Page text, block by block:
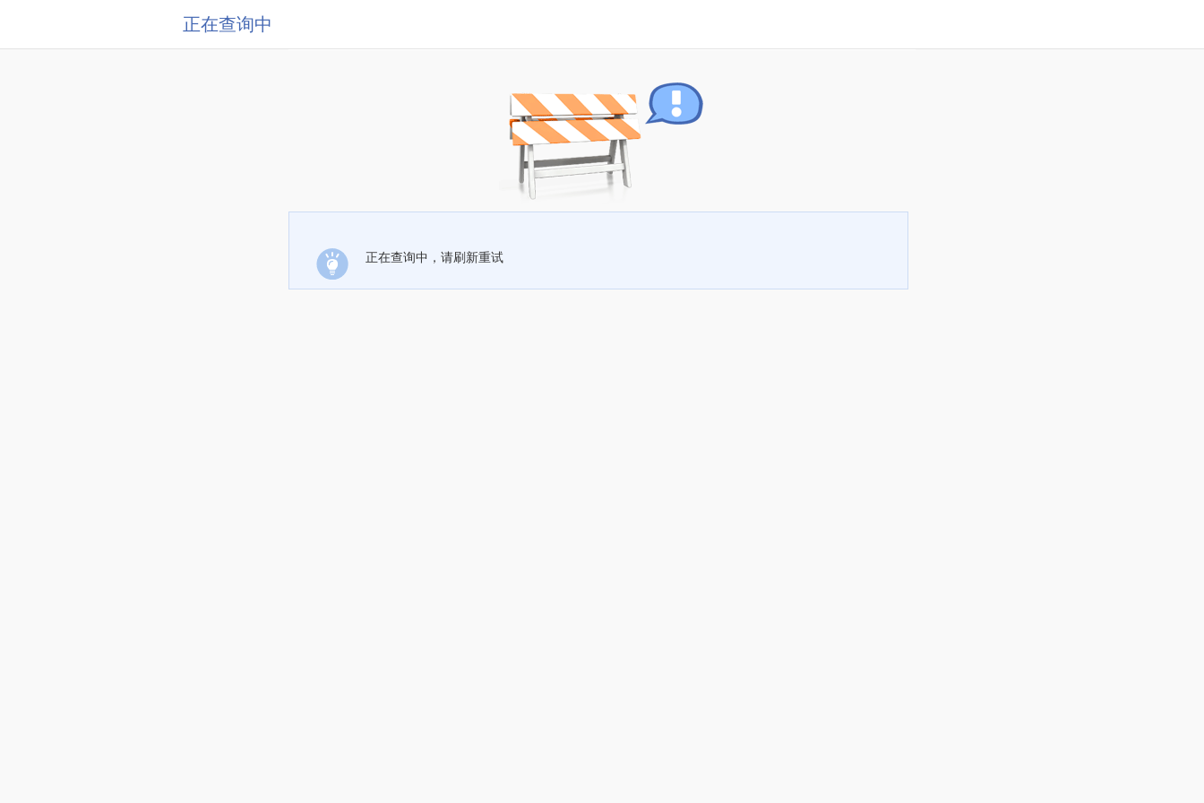
正在查询中
正在查询中，请刷新重试